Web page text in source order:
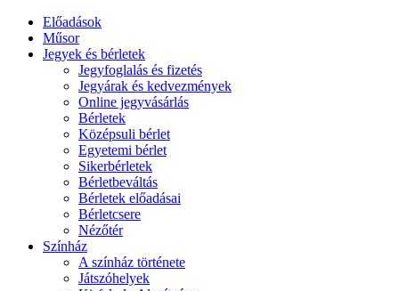
Előadások
Műsor
Jegyek és bérletek
Jegyfoglalás és fizetés
Jegyárak és kedvezmények
Online jegyvásárlás
Bérletek
Középsuli bérlet
Egyetemi bérlet
Sikerbérletek
Bérletbeváltás
Bérletek előadásai
Bérletcsere
Nézőtér
Színház
A színház története
Játszóhelyek